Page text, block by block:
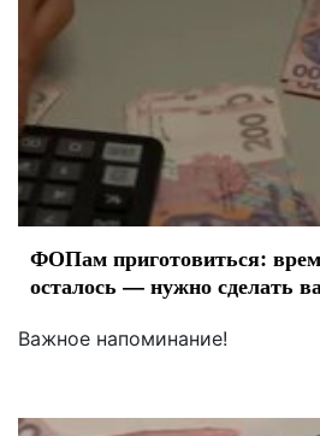
ФОПам приготовиться:
осталось — нужно сделать
Важное напоминание!